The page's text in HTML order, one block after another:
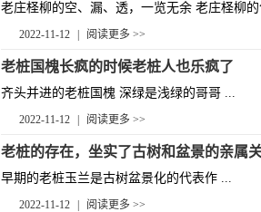
老庄柽柳的空、漏、透，一览无余 老庄柽柳
2022-11-12 阅读更多 >>
老桩国槐长疯的时候老桩人也乐疯了
齐头并进的老桩国槐 深绿是浅绿的哥哥 ...
2022-11-12 阅读更多 >>
老桩的存在，坐实了古树和盆景的亲属
早期的老桩玉兰是古树盆景化的代表作 ...
2022-11-12 阅读更多 >>